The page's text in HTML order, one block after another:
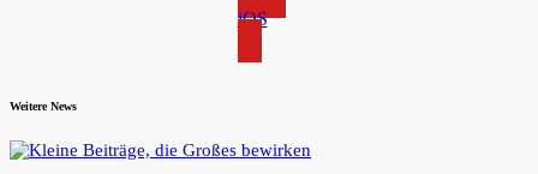
iOS
Weitere News